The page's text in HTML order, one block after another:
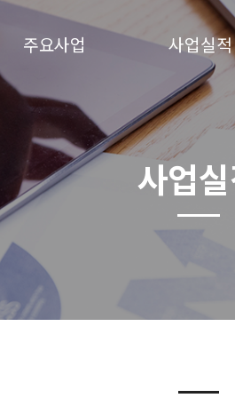
주요사업 사업실적
사업